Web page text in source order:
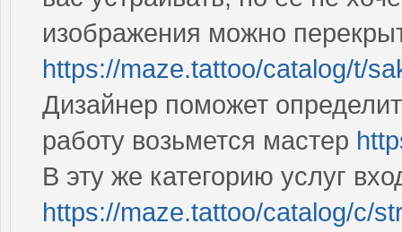
изображения можно
https://maze.tattoo/catalog/t/
Дизайнер поможет
работу возьмется мастер
В эту же категорию услуг
https://maze.tattoo/catalog/c/